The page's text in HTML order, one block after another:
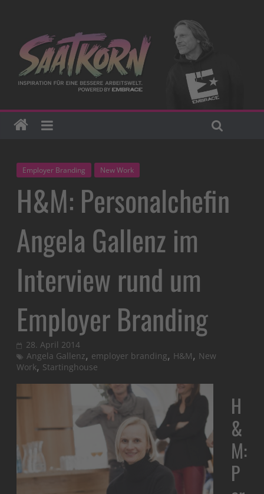
Employer Branding New Work
H&M: Personalchefin
Angela Gallenz im
Interview rund um
Employer Branding
28. April 2014
Angela Gallenz, employer branding, H&M, New
Work, Startinghouse
H
&
M:
P